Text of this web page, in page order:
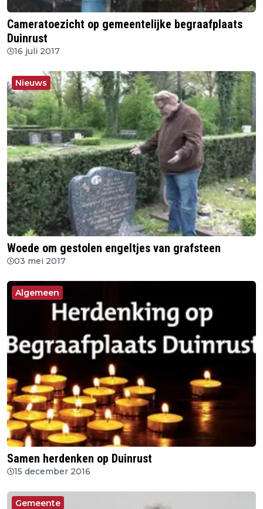
Cameratoezicht op gemeentelijke begraafplaats
Duinrust
16 juli 2017
Nieuws
Woede om gestolen engeltjes van grafsteen
03 mei 2017
Algemeen
Samen herdenken op Duinrust
15 december 2016
Gemeente